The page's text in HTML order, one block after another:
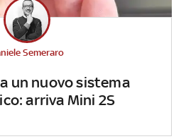
un nuovo sistema
arriva Mini 2S
Semeraro